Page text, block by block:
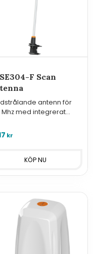
F Scan
antenn för
Mhz med integrerat
kr